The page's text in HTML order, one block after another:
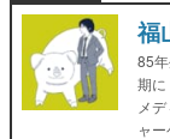
福
85
期に
メ
ャ